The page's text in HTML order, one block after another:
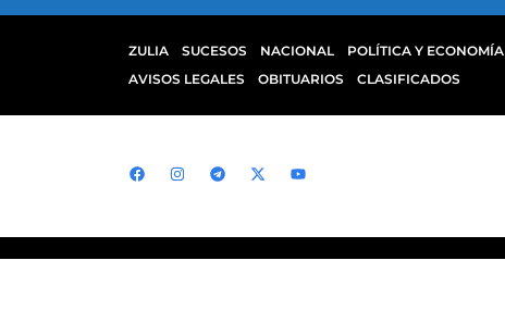
ZULIA SUCESOS NACIONAL POLÍTICA Y ECONOMÍA
AVISOS LEGALES
OBITUARIOS CLASIFICADOS